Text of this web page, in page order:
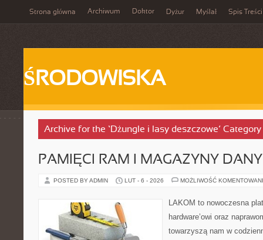
Strona główna Archiwum Doktor Dyżur Myślał Spis Treści
ŚRODOWISKA
Archive for the ‘Dżungle i lasy deszczowe’ Category
PAMIĘCI RAM I MAGAZYNY
POSTED BY ADMIN LUT - 6 - 2026 MOŻLIWOŚĆ
LAKOM to nowoczesna
hardware’owi oraz
towarzyszą nam w